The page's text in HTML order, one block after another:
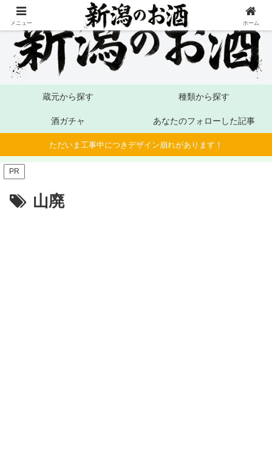
蔵元から探す 種類から探す
酒ガチャ あなたのフォローした記事
ただいま工事中につきデザイン崩れがあります！
PR
山廃
メニュー ホーム